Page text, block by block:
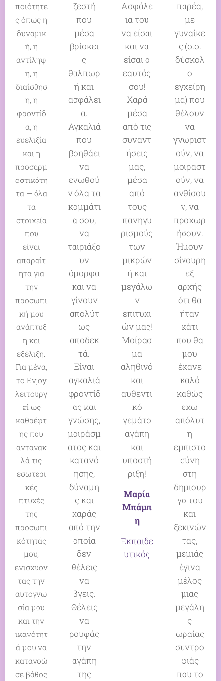
ποιότητε
ς όπως η
δυναμικ
ή, η
αντίληψ
η, η
διαίσθησ
η, η
φροντίδ
α, η
ευελιξία
και η
προσαρμ
οστικότη
τα — όλα
τα
στοιχεία
που
είναι
απαραίτ
ητα για
την
προσωπι
κή μου
ανάπτυξ
η και
εξέλιξη.
Για μένα,
το Evjoy
λειτουργ
εί ως
καθρέφτ
ης που
αντανακ
λά τις
εσωτερι
κές
πτυχές
της
προσωπι
κότητάς
μου,
ενισχύον
τας την
αυτογνω
σία μου
και την
ικανότητ
ά μου να
κατανοώ
σε βάθος
ζεστή
που
μέσα
βρίσκει
ς
θαλπωρ
ή και
ασφάλει
α.
Αγκαλιά
που
βοηθάει
να
ενωθού
ν όλα τα
κομμάτι
α σου,
να
ταιριάξο
υν
όμορφα
και να
γίνουν
απολύτ
ως
αποδεκ
τά.
Είναι
αγκαλιά
φροντίδ
ας και
γνώσης,
μοιράσμ
ατος και
κατανό
ησης,
δύναμη
ς και
χαράς
από την
οποία
δεν
θέλεις
να
βγεις.
Θέλεις
να
ρουφάς
την
αγάπη
της
Ασφάλε
ια του
να είσαι
και να
είσαι ο
εαυτός
σου!
Χαρά
μέσα
από τις
συναντ
ήσεις
μας,
μέσα
από
τους
πανηγυ
ρισμούς
των
μικρών
ή και
μεγάλω
ν
επιτυχι
ών μας!
Μοίρασ
μα
αληθινό
και
αυθεντι
κό
γεμάτο
αγάπη
και
υποστή
ριξη!
Μαρία
Μπάμπ
η
Εκπαιδε
υτικός
παρέα,
με
γυναίκε
ς (σ.σ.
δύσκολ
ο
εγχείρη
μα) που
θέλουν
να
γνωριστ
ούν, να
μοιραστ
ούν, να
ανθίσου
ν, να
προχωρ
ήσουν.
Ήμουν
σίγουρη
εξ
αρχής
ότι θα
ήταν
κάτι
που θα
μου
έκανε
καλό
καθώς
έχω
απόλυτ
η
εμπιστο
σύνη
στη
δημιουρ
γό του
και
ξεκινών
τας,
μεμιάς
έγινα
μέλος
μιας
μεγάλη
ς
ωραίας
συντρο
φιάς
που το